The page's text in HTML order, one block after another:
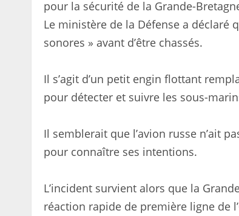
pour la sécurité de la Grande-
Le ministère de la Défense a déclaré
sonores » avant d’être chassés.
Il s’agit d’un petit engin flottant
pour détecter et suivre les sous-
Il semblerait que l’avion russe n’ait
pour connaître ses intentions.
L’incident survient alors que la
réaction rapide de première ligne de